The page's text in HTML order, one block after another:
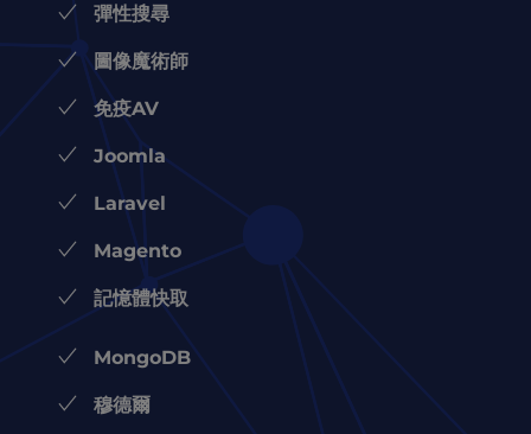
彈性搜尋
圖像魔術師
免疫AV
Joomla
Laravel
Magento
記憶體快取
MongoDB
穆德爾